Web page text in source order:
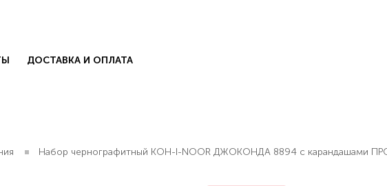
ДОСТАВКА И ОПЛАТА
Набор чернографитный KOH-I-NOOR ДЖОКОНДА 8894 с карандашами